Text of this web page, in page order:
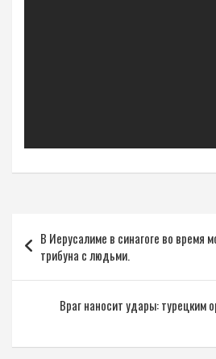
по
записям
В Иерусалиме в синагоге во время
трибуна с людьми.
Враг наносит удары: турецким